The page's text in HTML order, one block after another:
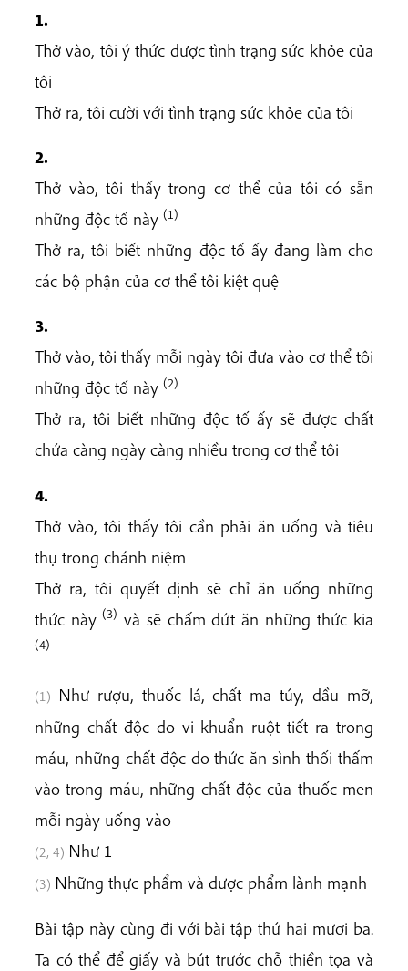
1.
Thở vào, tôi ý thức được tình trạng sức khỏe của
tôi
Thở ra, tôi cười với tình trạng sức khỏe của tôi
2.
Thở vào, tôi thấy trong cơ thể của tôi có sẵn
những độc tố này (1)
Thở ra, tôi biết những độc tố ấy đang làm cho
các bộ phận của cơ thể tôi kiệt quệ
3.
Thở vào, tôi thấy mỗi ngày tôi đưa vào cơ thể tôi
những độc tố này (2)
Thở ra, tôi biết những độc tố ấy sẽ được chất
chứa càng ngày càng nhiều trong cơ thể tôi
4.
Thở vào, tôi thấy tôi cần phải ăn uống và tiêu
thụ trong chánh niệm
Thở ra, tôi quyết định sẽ chỉ ăn uống những
thức này(3) và sẽ chấm dứt ăn những thức kia
(4)
(1) Như rượu, thuốc lá, chất ma túy, dầu mỡ,
những chất độc do vi khuẩn ruột tiết ra trong
máu, những chất độc do thức ăn sình thối thấm
vào trong máu, những chất độc của thuốc men
mỗi ngày uống vào
(2, 4) Như 1
(3) Những thực phẩm và dược phẩm lành mạnh
Bài tập này cùng đi với bài tập thứ hai mươi ba.
Ta có thể để giấy và bút trước chỗ thiền tọa và